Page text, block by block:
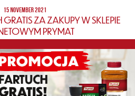
15 NOVEMBER 2021
GRATIS ZA ZAKUPY W SKLEPIE
PRYMAT